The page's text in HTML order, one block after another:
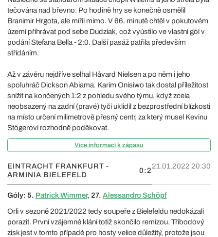
tečována nad břevno. Po hodině hry se konečně osmělil
Branimir Hrgota, ale mířil mimo. V 66. minutě chtěl v pokutovém
území přihrávat pod sebe Dudziak, což vyústilo ve vlastní gól v
podání Stefana Bella - 2:0. Další pasáž patřila především
střídáním.
Až v závěru nejdříve selhal Håvard Nielsen a po něm i jeho
spoluhráč Dickson Abiama. Karim Onisiwo tak dostal příležitost
snížit na končených 1:2 z pohledu svého týmu, když zcela
neobsazený na zadní (pravé) tyči uklidil z bezprostřední blízkosti
na místo určení milimetrově přesný centr, za který musel Kevinu
Stögerovi rozhodně poděkovat.
Více informací k zápasu
EINTRACHT FRANKFURT -
ARMINIA BIELEFELD
0:2
21.01.2022 20:30
Góly: 5. Patrick Wimmer, 27. Alessandro Schöpf
Orli v sezoně 2021/2022 tedy soupeře z Bielefeldu nedokázali
porazit. První vzájemné klání totiž skončilo remízou. Tříbodový
zisk jest v tomto případě pro hosty velice důležitý, protože jsou